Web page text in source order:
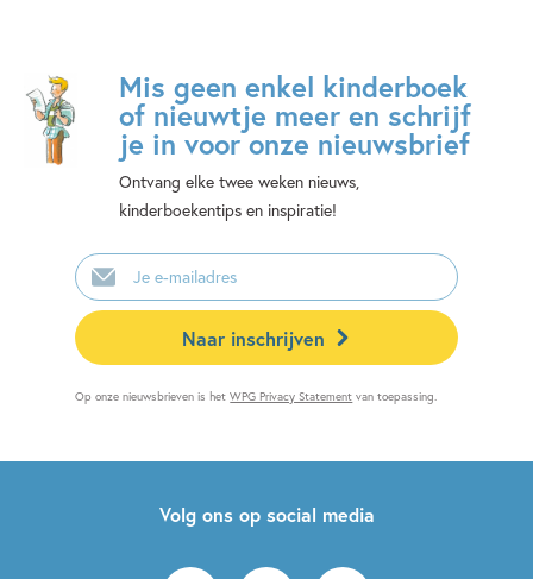
Mis geen enkel kinderboek
of nieuwtje meer en schrijf
je in voor onze nieuwsbrief
Ontvang elke twee weken nieuws,
kinderboekentips en inspiratie!
E-
mailadres
Naar inschrijven
Op onze nieuwsbrieven is hetWPG Privacy Statement van toepassing.
Volg ons op social media